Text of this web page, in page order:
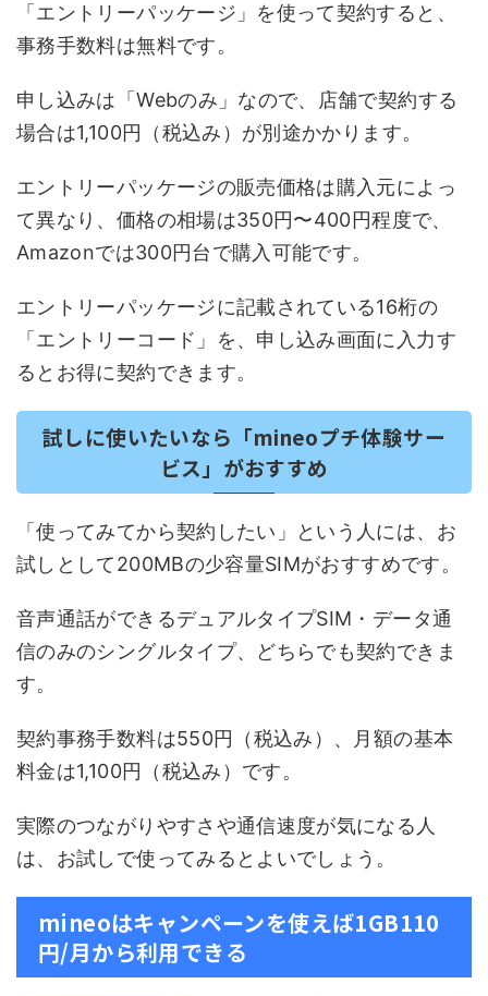
「エントリーパッケージ」を使って契約すると、
事務手数料は無料です。
申し込みは「Webのみ」なので、店舗で契約する
場合は1,100円（税込み）が別途かかります。
エントリーパッケージの販売価格は購入元によっ
て異なり、価格の相場は350円〜400円程度で、
Amazonでは300円台で購入可能です。
エントリーパッケージに記載されている16桁の
「エントリーコード」を、申し込み画面に入力す
るとお得に契約できます。
試しに使いたいなら「mineoプチ体験サー
ビス」がおすすめ
「使ってみてから契約したい」という人には、お
試しとして200MBの少容量SIMがおすすめです。
音声通話ができるデュアルタイプSIM・データ通
信のみのシングルタイプ、どちらでも契約できま
す。
契約事務手数料は550円（税込み）、月額の基本
料金は1,100円（税込み）です。
実際のつながりやすさや通信速度が気になる人
は、お試しで使ってみるとよいでしょう。
mineoはキャンペーンを使えば1GB110
円/月から利用できる